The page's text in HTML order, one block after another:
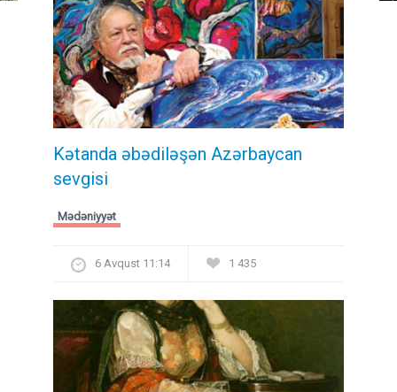
Kətanda əbədiləşən Azərbaycan
sevgisi
Mədəniyyət
6 Avqust 11:14 1 435